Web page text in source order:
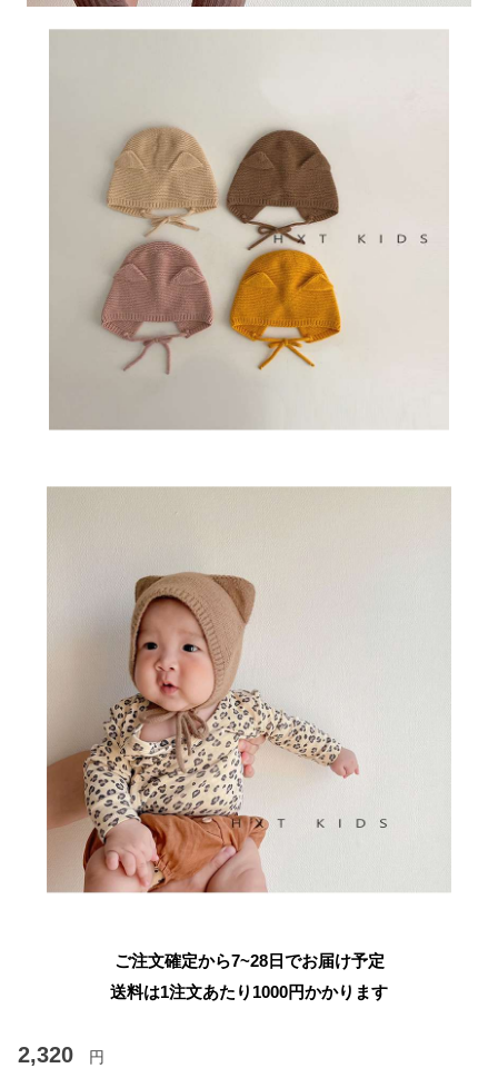
ご注文確定から7~28日でお届け予定
送料は1注文あたり 1000円かかります
2,320 円